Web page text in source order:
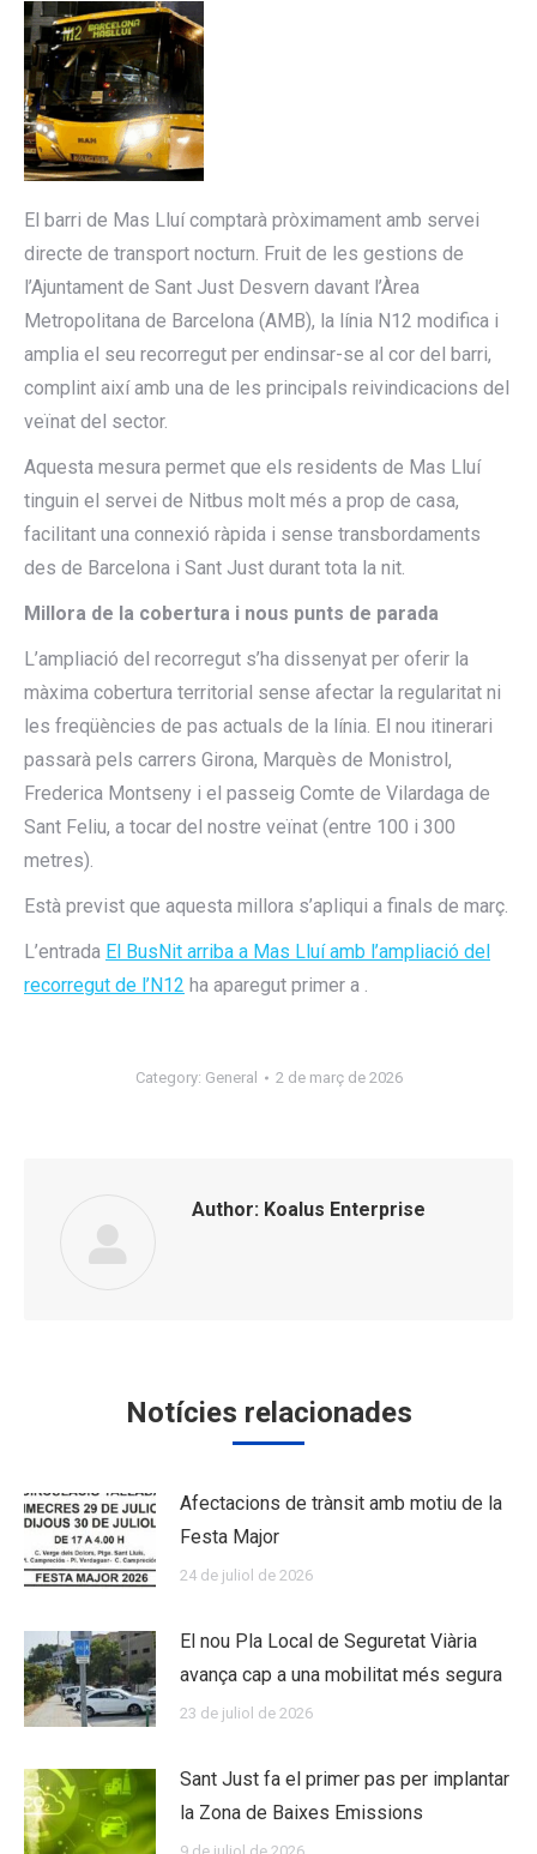
El barri de Mas Lluí comptarà pròximament amb servei
directe de transport nocturn. Fruit de les gestions de
l’Ajuntament de Sant Just Desvern davant l’Àrea
Metropolitana de Barcelona (AMB), la línia N12 modifica i
amplia el seu recorregut per endinsar-se al cor del barri,
complint així amb una de les principals reivindicacions del
veïnat del sector.
Aquesta mesura permet que els residents de Mas Lluí
tinguin el servei de Nitbus molt més a prop de casa,
facilitant una connexió ràpida i sense transbordaments
des de Barcelona i Sant Just durant tota la nit.
Millora de la cobertura i nous punts de parada
L’ampliació del recorregut s’ha dissenyat per oferir la
màxima cobertura territorial sense afectar la regularitat ni
les freqüències de pas actuals de la línia. El nou itinerari
passarà pels carrers Girona, Marquès de Monistrol,
Frederica Montseny i el passeig Comte de Vilardaga de
Sant Feliu, a tocar del nostre veïnat (entre 100 i 300
metres).
Està previst que aquesta millora s’apliqui a finals de març.
L’entrada El BusNit arriba a Mas Lluí amb l’ampliació del
recorregut de l’N12 ha aparegut primer a .
Category: General 2 de març de 2026
Author: Koalus Enterprise
Notícies relacionades
Afectacions de trànsit amb motiu de la
Festa Major
24 de juliol de 2026
El nou Pla Local de Seguretat Viària
avança cap a una mobilitat més segura
23 de juliol de 2026
Sant Just fa el primer pas per implantar
la Zona de Baixes Emissions